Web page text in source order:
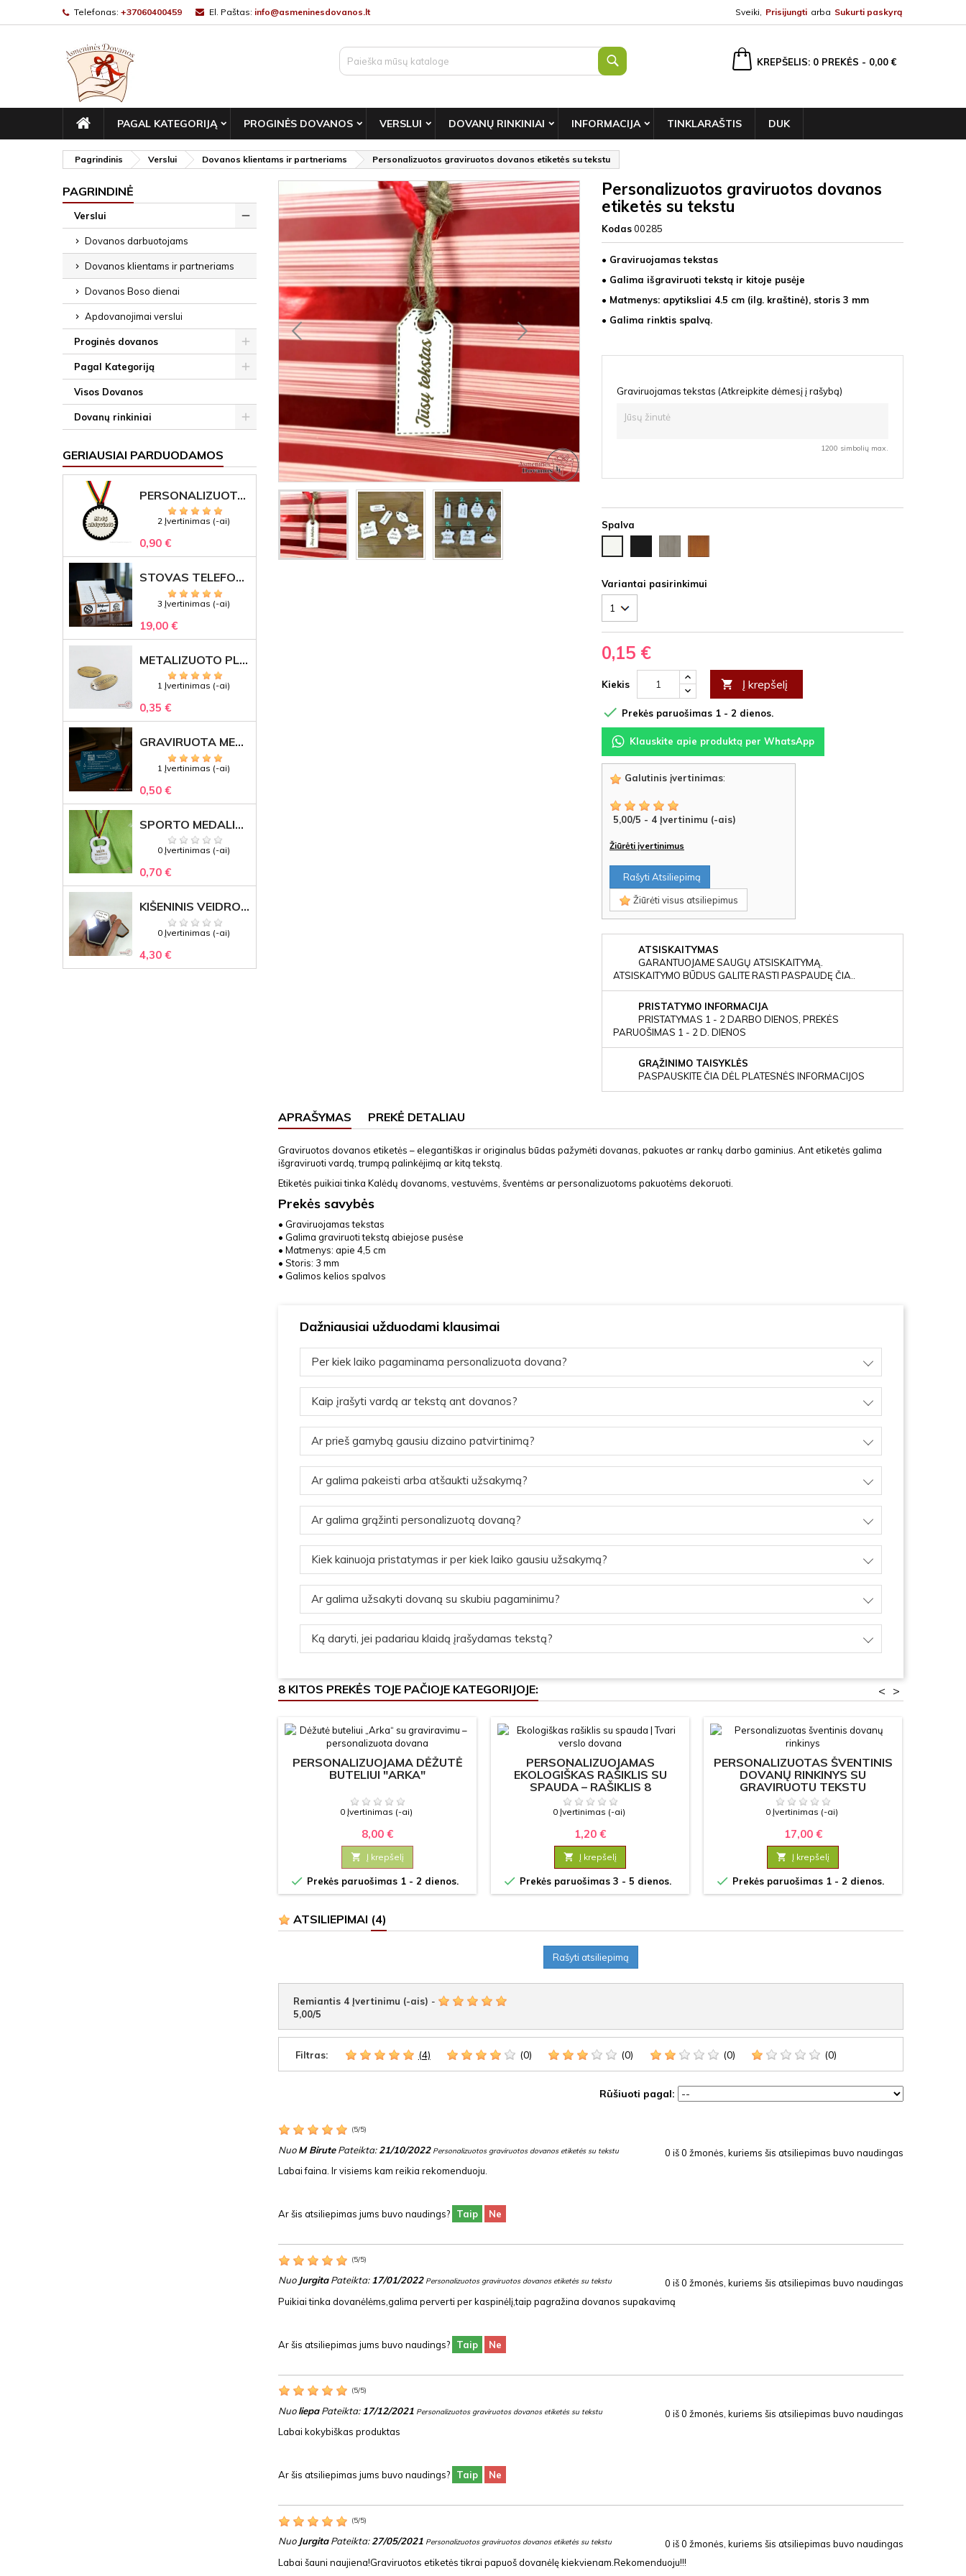
Telefonas: +37060400459 El. Paštas: info@asmeninesdovanos.lt Sveiki, Prisijungti arba Sukurti paskyrą
KREPŠELIS 0 PREKĖS - 0,00 €
PAGRINDINIS
PAGAL KATEGORIJĄ PROGINĖS DOVANOS VERSLUI DOVANŲ RINKINIAI INFORMACIJA TINKLARAŠTIS DUK
Pagrindinis Verslui Dovanos klientams ir partneriams Personalizuotos graviruotos dovanos etiketės su tekstu
PAGRINDINĖ
Verslui
Dovanos darbuotojams
Dovanos klientams ir partneriams
Dovanos Boso dienai
Apdovanojimai verslui
Proginės dovanos
Pagal Kategoriją
Visos Dovanos
Dovanų rinkiniai
GERIAUSIAI PARDUODAMOS
PERSONALIZUOTAS MEDALIS "1" SU GRAVIRUOTU TEKSTU
2 Įvertinimas (-ai)
0,90 €
STOVAS TELEFONAMS KLASEI (27 VIETOS) – GRAVIRUOJAMAS ORGANIZATORIUS
3 Įvertinimas (-ai)
19,00 €
METALIZUOTO PLASTIKO ETIKETĖS SU GRAVIRUOTU TEKSTU -LOGOTIPU
1 Įvertinimas (-ai)
0,35 €
GRAVIRUOTA METALINĖ VIZITINĖ KORTELĖ SU LOGOTIPU – REPREZENTACINĖ VERSLO DOVANA
1 Įvertinimas (-ai)
0,50 €
SPORTO MEDALIS "STIPRUOLIS" SU GRAVIRUOTU TEKSTU
0 Įvertinimas (-ai)
0,70 €
KIŠENINIS VEIDRODĖLIS
0 Įvertinimas (-ai)
4,30 €
Personalizuotos graviruotos dovanos
etiketės su tekstu
Kodas00285
• Graviruojamas tekstas
• Galima išgraviruoti tekstą ir kitoje pusėje
• Matmenys: apytiksliai 4.5 cm (ilg. kraštinė), storis 3 mm
• Galima rinktis spalvą.
Graviruojamas tekstas (Atkreipkite dėmesį į rašybą)
1200 simbolių max.
Spalva
HDF
HDF
latte
HDF
Variantai pasirinkimui
0,15 €
Kiekis  Į krepšelį
 Prekės paruošimas 1 - 2 dienos.
Klauskite apie produktą per WhatsApp
Galutinis įvertinimas:
5,00/5 - 4 Įvertinimu (-ais)
Žiūrėti įvertinimus
Rašyti Atsiliepimą
Žiūrėti visus atsiliepimus
ATSISKAITYMAS
GARANTUOJAME SAUGŲ ATSISKAITYMĄ.
ATSISKAITYMO BŪDUS GALITE RASTI PASPAUDĘ ČIA..
PRISTATYMO INFORMACIJA
PRISTATYMAS 1 - 2 DARBO DIENOS, PREKĖS
PARUOŠIMAS 1 - 2 D. DIENOS
GRĄŽINIMO TAISYKLĖS
PASPAUSKITE ČIA DĖL PLATESNĖS INFORMACIJOS
APRAŠYMAS PREKĖ DETALIAU
Graviruotos dovanos etiketės – elegantiškas ir originalus būdas pažymėti dovanas, pakuotes ar rankų darbo gaminius. Ant etiketės galima
išgraviruoti vardą, trumpą palinkėjimą ar kitą tekstą.
Etiketės puikiai tinka Kalėdų dovanoms, vestuvėms, šventėms ar personalizuotoms pakuotėms dekoruoti.
Prekės savybės
• Graviruojamas tekstas
• Galima graviruoti tekstą abiejose pusėse
• Matmenys: apie 4,5 cm
• Storis: 3 mm
• Galimos kelios spalvos
Dažniausiai užduodami klausimai
Per kiek laiko pagaminama personalizuota dovana?
Kaip įrašyti vardą ar tekstą ant dovanos?
Ar prieš gamybą gausiu dizaino patvirtinimą?
Ar galima pakeisti arba atšaukti užsakymą?
Ar galima grąžinti personalizuotą dovaną?
Kiek kainuoja pristatymas ir per kiek laiko gausiu užsakymą?
Ar galima užsakyti dovaną su skubiu pagaminimu?
Ką daryti, jei padariau klaidą įrašydamas tekstą?
8 KITOS PREKĖS TOJE PAČIOJE KATEGORIJOJE: >
<
PERSONALIZUOJAMA DĖŽUTĖ
BUTELIUI "ARKA"
0 Įvertinimas (-ai)
8,00 €
 Į krepšelį
 Prekės paruošimas 1 - 2 dienos.
PERSONALIZUOJAMAS
EKOLOGIŠKAS RAŠIKLIS SU
SPAUDA – RAŠIKLIS 8
0 Įvertinimas (-ai)
1,20 €
 Į krepšelį
 Prekės paruošimas 3 - 5 dienos.
PERSONALIZUOTAS ŠVENTINIS
DOVANŲ RINKINYS SU
GRAVIRUOTU TEKSTU
0 Įvertinimas (-ai)
17,00 €
 Į krepšelį
 Prekės paruošimas 1 - 2 dienos.
ATSILIEPIMAI (4)
Rašyti atsiliepimą
Remiantis 4 Įvertinimu (-ais) -
5,00/5
Filtras: (4) (0) (0) (0) (0)
Rūšiuoti pagal:
(5/5)
NuoM BirutePateikta:21/10/2022 Personalizuotos graviruotos dovanos etiketės su tekstu 0 iš0 žmonės, kuriems šis atsiliepimas buvo naudingas
Labai faina. Ir visiems kam reikia rekomenduoju.
Ar šis atsiliepimas jums buvo naudings? Taip Ne
(5/5)
Nuo JurgitaPateikta:17/01/2022 Personalizuotos graviruotos dovanos etiketės su tekstu 0 iš0 žmonės, kuriems šis atsiliepimas buvo naudingas
Puikiai tinka dovanėlėms,galima perverti per kaspinėlį,taip pagražina dovanos supakavimą
Ar šis atsiliepimas jums buvo naudings? Taip Ne
(5/5)
NuoliepaPateikta: 17/12/2021 Personalizuotos graviruotos dovanos etiketės su tekstu 0 iš0 žmonės, kuriems šis atsiliepimas buvo naudingas
Labai kokybiškas produktas
Ar šis atsiliepimas jums buvo naudings? Taip Ne
(5/5)
Nuo JurgitaPateikta:27/05/2021 Personalizuotos graviruotos dovanos etiketės su tekstu 0 iš0 žmonės, kuriems šis atsiliepimas buvo naudingas
Labai šauni naujiena!Graviruotos etiketės tikrai papuoš dovanėlę kiekvienam.Rekomenduoju!!!